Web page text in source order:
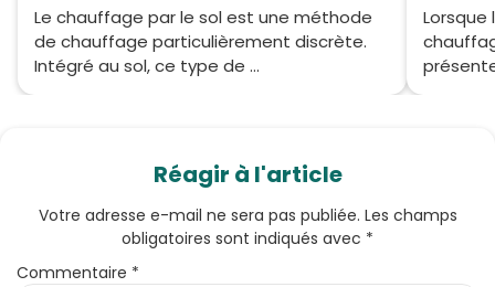
Le chauffage par le sol est une méthode
de chauffage particulièrement discrète.
Intégré au sol, ce type de ...
Lorsque
Réagir à l'article
Votre adresse e-mail ne sera pas publiée. Les champs
obligatoires sont indiqués avec *
Commentaire *